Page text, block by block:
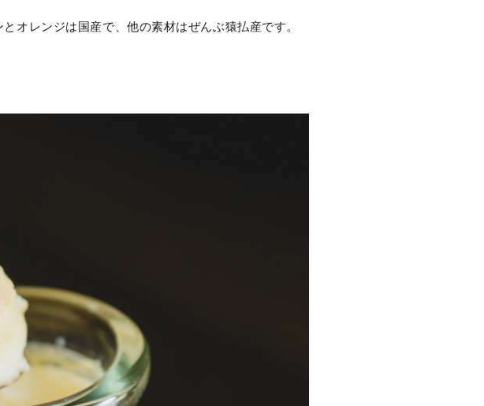
オレンジは国産で、他の素材はぜんぶ猿払産です。